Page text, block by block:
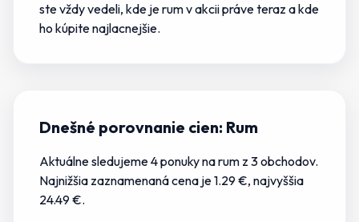
ste vždy vedeli, kde je rum v akciipráve teraz a kde
ho kúpite najlacnejšie.
Dnešné porovnanie cien: Rum
Aktuálne sledujeme4ponukynarum z 3obchodov.
Najnižšia zaznamenaná cena je 1.29 €, najvyššia
24.49 €.